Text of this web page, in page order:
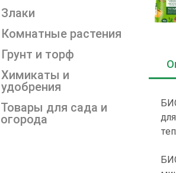
Злаки
Комнатные растения
Грунт и торф
Химикаты и
удобрения
Товары для сада и
огорода